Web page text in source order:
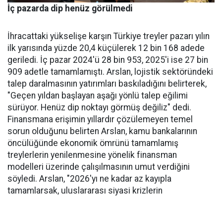
İç pazarda dip henüz görülmedi
İhracattaki yükselişe karşın Türkiye treyler pazarı yılın
ilk yarısında yüzde 20,4 küçülerek 12 bin 168 adede
geriledi. İç pa­zar 2024'ü 28 bin 953, 2025'i ise 27 bin
909 adetle tamamlamış­tı. Arslan, lojistik sektöründeki
talep daralmasının yatırımları baskıladığını belirterek,
"Geçen yıldan başlayan aşağı yönlü talep eğilimi
sürüyor. Henüz dip nok­tayı görmüş değiliz" dedi.
Finans­mana erişimin yıllardır çözüle­meyen temel
sorun olduğunu be­lirten Arslan, kamu bankalarının
öncülüğünde ekonomik ömrü­nü tamamlamış
treylerlerin ye­nilenmesine yönelik finansman
modelleri üzerinde çalışılması­nın umut verdiğini
söyledi. Ars­lan, "2026'yı ne kadar az kayıpla
tamamlarsak, uluslararası siya­si krizlerin